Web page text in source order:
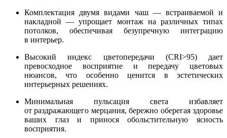
Комплектация двумя видами чаш — встраиваемой и
накладной — упрощает монтаж на различных типах
потолков, обеспечивая безупречную интеграцию
в интерьер.
Высокий индекс цветопередачи (CRI>95) дает
превосходное восприятие и передачу цветовых
нюансов, что особенно ценится в эстетических
интерьерных решениях.
Минимальная пульсация света избавляет
от раздражающего мерцания, бережно оберегая здоровье
ваших глаз и принося обольстительную ясность
восприятия.